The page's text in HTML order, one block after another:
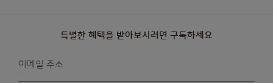
특별한 혜택을 받아보시려면 구독하세요
뉴스레터를
받아보겠습니다:
이메일 주소